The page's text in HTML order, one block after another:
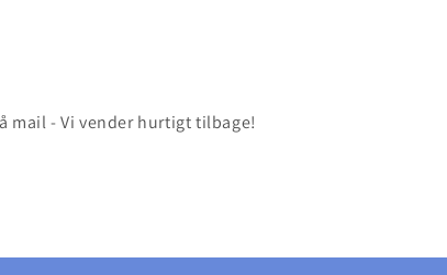
mail - Vi vender hurtigt tilbage!